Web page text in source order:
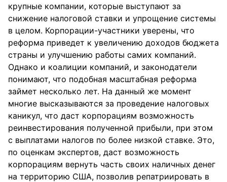
крупные компании, которые выступают за
снижение налоговой ставки и упрощение системы
в целом. Корпорации-участники уверены, что
реформа приведет к увеличению доходов бюджета
страны и улучшению работы самих компаний.
Однако и коалиции компаний, и законодатели
понимают, что подобная масштабная реформа
займет несколько лет. На данный же момент
многие высказываются за проведение налоговых
каникул, что даст корпорациям возможность
реинвестирования полученной прибыли, при этом
с выплатами налогов по более низкой ставке. Это,
по оценкам экспертов, даст возможность
корпорациям вернуть часть своих наличных денег
на территорию США, позволив репатриировать в